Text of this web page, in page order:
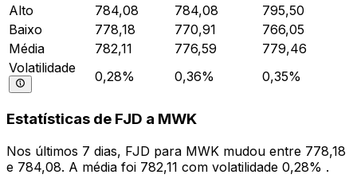
Alto
784,08 784,08
795,50
Baixo
778,18 770,91
766,05
Média
782,11 776,59
779,46
Volatilidade
0,28% 0,36% 0,35%
Estatísticas de FJD a MWK
Nos últimos 7 dias, FJD para MWK mudou entre 778,18
e 784,08. A média foi 782,11 com volatilidade 0,28% .